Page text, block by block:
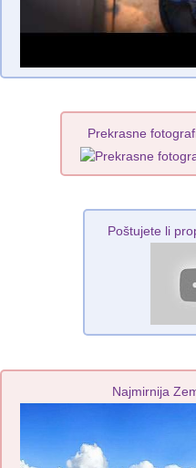
Prekrasne
Poštujete li
Najmirnija